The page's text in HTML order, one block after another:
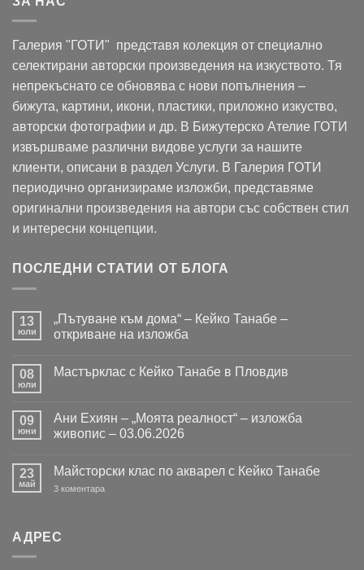
Галерия "ГОТИ" представя колекция от специално
селектирани авторски произведения на изкуството. Тя
непрекъснато се обновява с нови попълнения –
бижута, картини, икони, пластики, приложно изкуство,
авторски фотографии и др. В Бижутерско Ателие ГОТИ
извършваме различни видове услуги за нашите
клиенти, описани в раздел Услуги. В Галерия ГОТИ
периодично организираме изложби, представяме
оригинални произведения на автори със собствен стил
и интересни концепции.
ПОСЛЕДНИ СТАТИИ ОТ БЛОГА
13
юли
„Пътуване към дома“ – Кейко Танабе –
откриване на изложба
за
„Пътуване
–
Кейко
Танабе
на
изложба
08
юли
Мастърклас с Кейко Танабе в Пловдив
Мастърклас
с
Кейко
Пловдив
09
юни
Ани Ехиян – „Моята реалност“ – изложба
живопис – 03.06.2026
за
Ехиян
–
изложба
23
май
Майсторски клас по акварел с Кейко Танабе
3 коментараза
АДРЕС